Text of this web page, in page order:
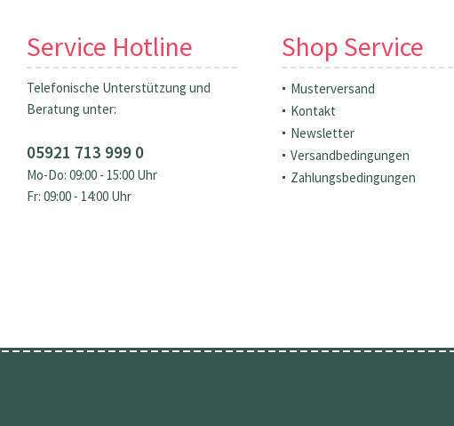
Service Hotline
Telefonische Unterstützung und
Beratung unter:
05921 713 999 0
Mo-Do: 09:00 - 15:00 Uhr
Fr: 09:00 - 14:00 Uhr
Shop Service
Musterversand
Kontakt
Newsletter
Versandbedingungen
Zahlungsbedingungen